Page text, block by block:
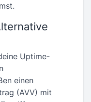
Uptime-
einen
(AVV) mit